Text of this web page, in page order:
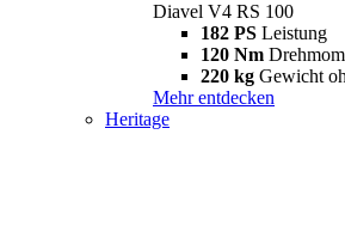
Diavel V4 RS 100
182 PS Leistung
120 Nm
220 kg Gewicht
Mehr entdecken
Heritage